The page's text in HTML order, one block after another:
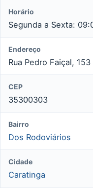
Horário
Segunda a Sexta:
Endereço
Rua Pedro Faiçal, 153
CEP
35300303
Bairro
Dos Rodoviários
Cidade
Caratinga